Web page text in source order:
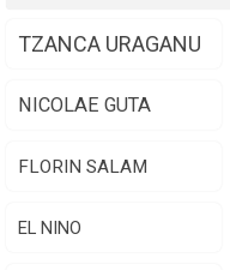
TZANCA URAGANU
NICOLAE GUTA
FLORIN SALAM
EL NINO